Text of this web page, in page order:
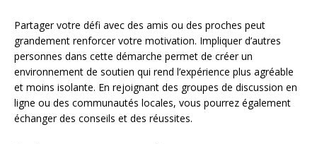
Partager votre défi avec des amis ou des proches peut
grandement renforcer votre motivation. Impliquer d’autres
personnes dans cette démarche permet de créer un
environnement de soutien qui rend l’expérience plus agréable
et moins isolante. En rejoignant des groupes de discussion en
ligne ou des communautés locales, vous pourrez également
échanger des conseils et des réussites.